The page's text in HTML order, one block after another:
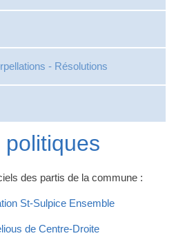
- Résolutions
politiques
des partis de la commune :
St-Sulpice Ensemble
de Centre-Droite